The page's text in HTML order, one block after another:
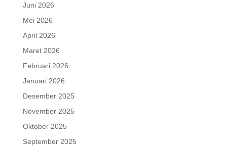
Juni 2026
Mei 2026
April 2026
Maret 2026
Februari 2026
Januari 2026
Desember 2025
November 2025
Oktober 2025
September 2025